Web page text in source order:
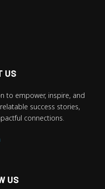
US
to empower, inspire, and
success stories,
connections.
US